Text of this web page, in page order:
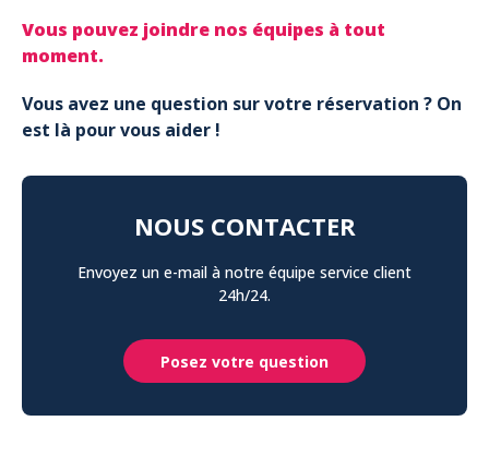
Vous pouvez joindre nos équipes à tout
moment.
Vous avez une question sur votre réservation ? On
est là pour vous aider !
NOUS CONTACTER
Envoyez un e-mail à notre équipe service client
24h/24.
Posez votre question